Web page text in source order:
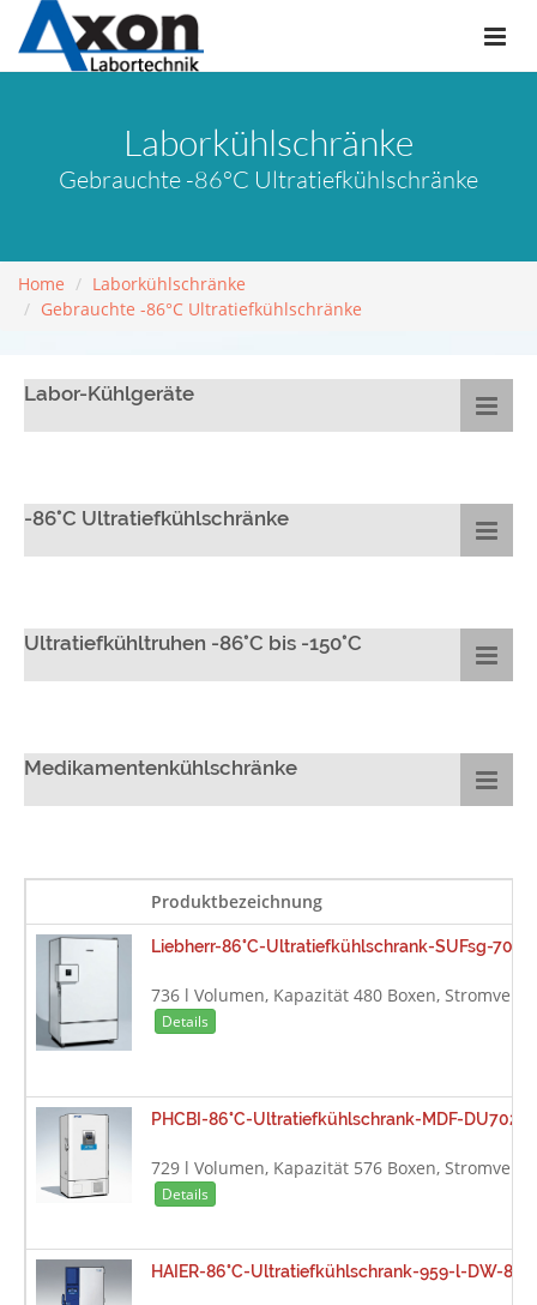
Laborkühlschränke
Gebrauchte -86°C Ultratiefkühlschränke
Home
Laborkühlschränke
Gebrauchte -86°C Ultratiefkühlschränke
Labor-Kühlgeräte
-86°C Ultratiefkühlschränke
Ultratiefkühltruhen -86°C bis -150°C
Medikamentenkühlschränke
Produktbezeichnung
Liebherr-86°C-Ultratiefkühlschrank-SUFsg-
736 l Volumen, Kapazität 480 Boxen,
Details
PHCBI-86°C-Ultratiefkühlschrank-MDF-
729 l Volumen, Kapazität 576 Boxen,
Details
HAIER-86°C-Ultratiefkühlschrank-959-l-DW-